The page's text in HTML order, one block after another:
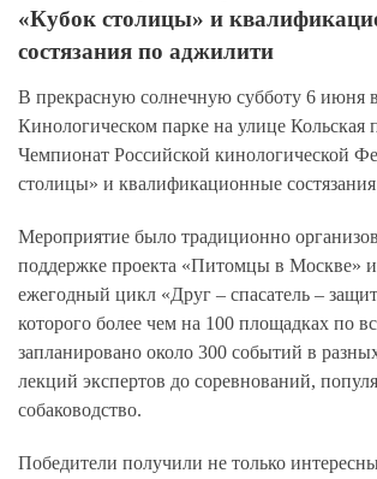
«Кубок столицы» и
состязания по аджилити
В прекрасную солнечную субботу 6 июня в
Кинологическом парке на улице Кольская
Чемпионат Российской кинологической
столицы» и квалификационные
Мероприятие было традиционно
поддержке проекта «Питомцы в Москве»
ежегодный цикл «Друг – спасатель –
которого более чем на 100 площадках по
запланировано около 300 событий в
лекций экспертов до соревнований,
собаководство.
Победители получили не только